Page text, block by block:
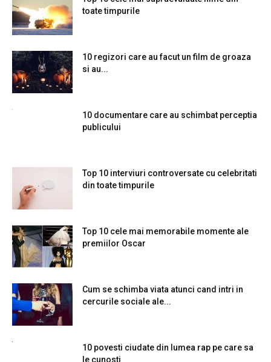
toate timpurile
10 regizori care au facut un film de groaza
si au...
10 documentare care au schimbat perceptia
publicului
Top 10 interviuri controversate cu celebritati
din toate timpurile
Top 10 cele mai memorabile momente ale
premiilor Oscar
Cum se schimba viata atunci cand intri in
cercurile sociale ale...
10 povesti ciudate din lumea rap pe care sa
le cunosti